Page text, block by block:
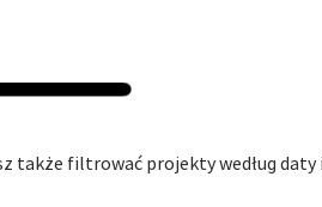
także filtrować projekty według